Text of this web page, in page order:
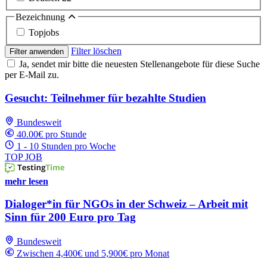
Bezeichnung
Topjobs
Filter anwenden
Filter löschen
Ja, sendet mir bitte die neuesten Stellenangebote für diese Suche
per E-Mail zu.
Gesucht: Teilnehmer für bezahlte Studien
Bundesweit
40.00€ pro Stunde
1 - 10 Stunden pro Woche
TOP JOB
mehr lesen
Dialoger*in für NGOs in der Schweiz – Arbeit mit
Sinn für 200 Euro pro Tag
Bundesweit
Zwischen 4,400€ und 5,900€ pro Monat